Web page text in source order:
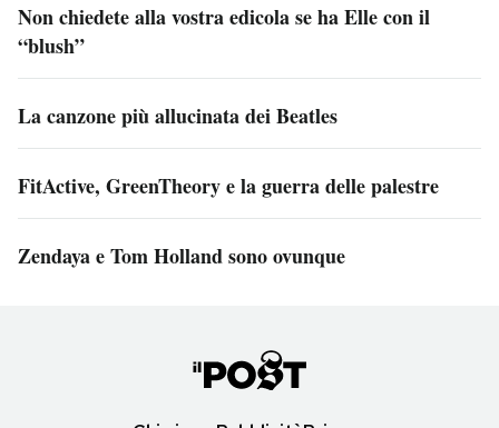
Non chiedete alla vostra edicola se ha Elle con il
“blush”
La canzone più allucinata dei Beatles
FitActive, GreenTheory e la guerra delle palestre
Zendaya e Tom Holland sono ovunque